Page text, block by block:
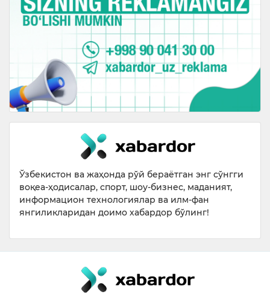
Ўзбекистон ва жаҳонда рўй бераётган энг сўнгги
воқеа-ҳодисалар, спорт, шоу-бизнес, маданият,
информацион технологиялар ва илм-фан
янгиликларидан доимо хабардор бўлинг!